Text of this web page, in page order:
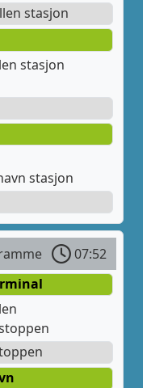
stasjon
stasjon
stasjon
07:52